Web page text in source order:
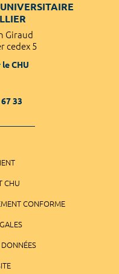
Giraud
cedex 5
CHU
33
CHU
CONFORME